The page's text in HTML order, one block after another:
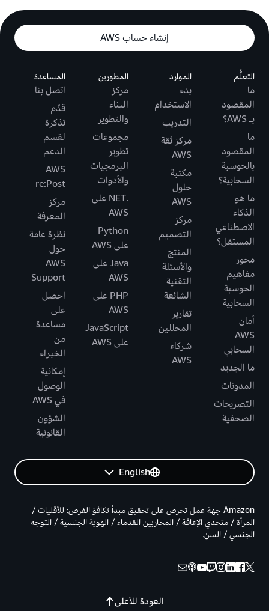
إنشاء حساب AWS
التعلُّم
ما
المقصود
بـ AWS؟
ما
المقصود
بالحوسبة
السحابية؟
ما هو
الذكاء
الاصطناعي
المستقل؟
محور
مفاهيم
الحوسبة
السحابية
أمان
AWS
السحابي
ما الجديد
المدونات
التصريحات
الصحفية
الموارد
بدء
الاستخدام
التدريب
مركز ثقة
AWS
مكتبة
حلول
AWS
مركز
التصميم
المنتج
والأسئلة
التقنية
الشائعة
تقارير
المحللين
شركاء
AWS
المطورين
مركز
البناء
والتطوير
مجموعات
تطوير
البرمجيات
والأدوات
.NET على
AWS
Python
على AWS
Java على
AWS
PHP على
AWS
JavaScript
على AWS
المساعدة
اتصل بنا
قدّم
تذكرة
لقسم
الدعم
AWS
re:Post
مركز
المعرفة
نظرة عامة
حول
AWS
Support
احصل
على
مساعدة
من
الخبراء
إمكانية
الوصول
في AWS
الشؤون
القانونية
English
العودة للأعلى
Amazon جهة عمل تحرص على تحقيق مبدأ تكافؤ الفرص: للأقليات /
المرأة / متحدي الإعاقة / المحاربين القدماء / الهوية الجنسية / التوجه
الجنسي / السن.